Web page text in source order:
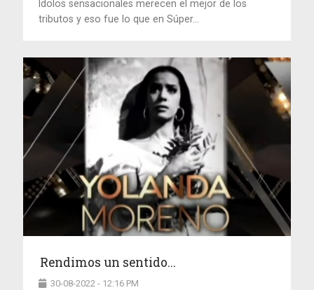
Ídolos sensacionales merecen el mejor de los
tributos y eso fue lo que en Súper...
Rendimos un sentido...
30-08-2022 - 12:16 PM